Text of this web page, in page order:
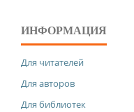
ИНФОРМАЦИЯ
Для читателей
Для авторов
Для библиотек